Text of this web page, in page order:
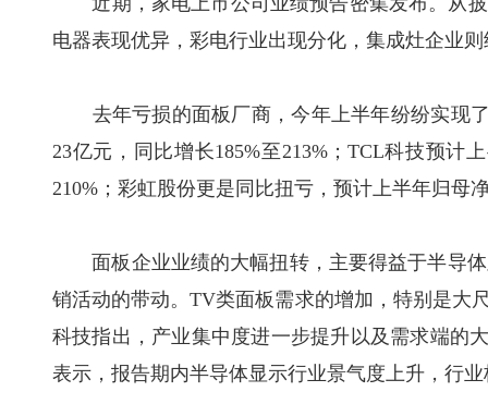
电器表现优异，彩电行业出现分化，集成灶企业
去年亏损的面板厂商，今年上半年纷纷实现了
23亿元，同比增长185%至213%；TCL科技预计
210%；彩虹股份更是同比扭亏，预计上半年归母
面板企业业绩的大幅扭转，主要得益于半导体
销活动的带动。TV类面板需求的增加，特别是大
科技指出，产业集中度进一步提升以及需求端的
表示，报告期内半导体显示行业景气度上升，行